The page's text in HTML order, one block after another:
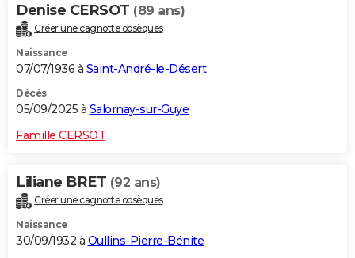
Denise CERSOT (89 ans)
Créer une cagnotte obsèques
Naissance
07/07/1936 à Saint-André-le-Désert
Décès
05/09/2025 à Salornay-sur-Guye
Famille CERSOT
Liliane BRET (92 ans)
Créer une cagnotte obsèques
Naissance
30/09/1932 à Oullins-Pierre-Bénite